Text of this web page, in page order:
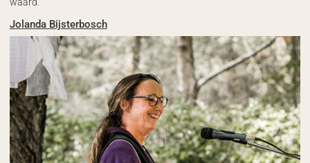
waard.''
Jolanda Bijsterbosch